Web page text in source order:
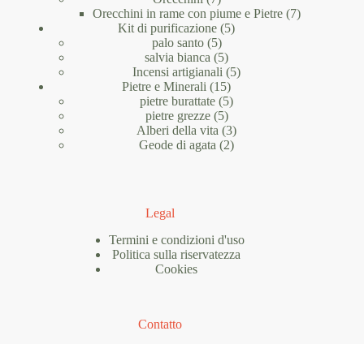
prodotti
Orecchini in rame con piume e Pietre 77
Kit di purificazione 55
palo santo 55
prodotti
salvia bianca 55
prodotti
Incensi artigianali 55
Pietre e Minerali 1515
prodotti
pietre burattate 55
pietre grezze 55
prodotti
Alberi della vita 33
prodotti
Geode di agata 22
Legal
Termini e condizioni d'uso
Politica sulla riservatezza
Cookies
Contatto